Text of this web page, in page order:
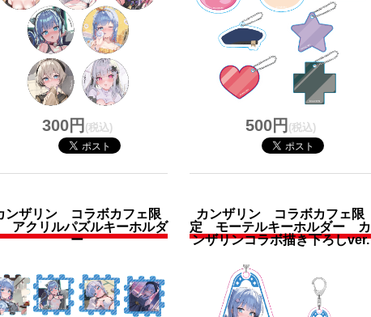
300円 (税込) 500円 (税込)
ンザリン コラボカフェ限
アクリルパズルキーホルダ
ー
カンザリン コラボカフェ限
定 モーテルキーホルダー カ
ンザリンコラボ描き下ろしver.